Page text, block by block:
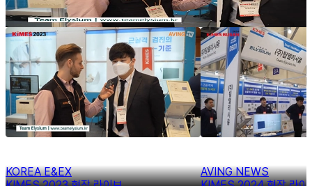
KOREA E&EX
KIMES 2023 현장 라이브
KOREA E&EX
AVING NEWS